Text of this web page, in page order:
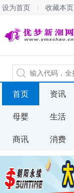
设为首页 收藏本页
首页 资讯
母婴 生活
商讯 消费